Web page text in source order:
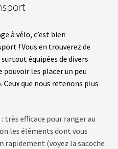
à vélo, c’est bien
! Vous en trouverez de
équipées de divers
pouvoir les placer un peu
que nous retenons plus
très efficace pour ranger au
les éléments dont vous
rapidement (voyez la sacoche